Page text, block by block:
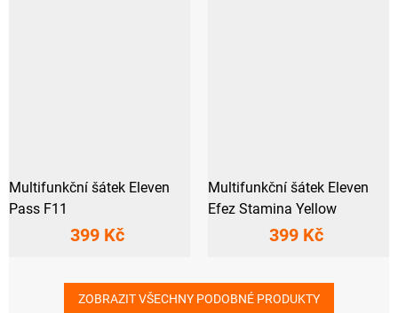
Multifunkční šátek Eleven
Pass F11
399 Kč
Multifunkční šátek Eleven
Efez Stamina Yellow
399 Kč
ZOBRAZIT VŠECHNY PODOBNÉ PRODUKTY